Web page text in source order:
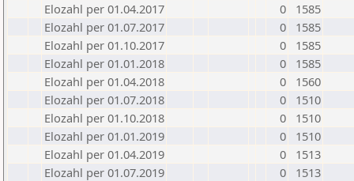
Elozahl per 01.04.2017
0
1585
Elozahl per 01.07.2017
0
1585
Elozahl per 01.10.2017
0
1585
Elozahl per 01.01.2018
0
1585
Elozahl per 01.04.2018
0
1560
Elozahl per 01.07.2018
0
1510
Elozahl per 01.10.2018
0
1510
Elozahl per 01.01.2019
0
1510
Elozahl per 01.04.2019
0
1513
Elozahl per 01.07.2019
0
1513